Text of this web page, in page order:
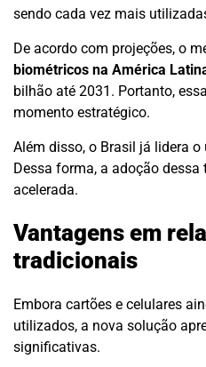
sendo cada vez mais
De acordo com projeções, o
biométricos na América
bilhão até 2031. Portanto,
momento estratégico.
Além disso, o Brasil já lidera
Dessa forma, a adoção dessa
acelerada.
Vantagens em
tradicionais
Embora cartões e celulares
utilizados, a nova solução
significativas.